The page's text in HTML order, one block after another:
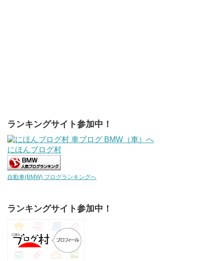
ランキングサイト参加中！
にほんブログ村
自動車(BMW) ブログランキングへ
ランキングサイト参加中！